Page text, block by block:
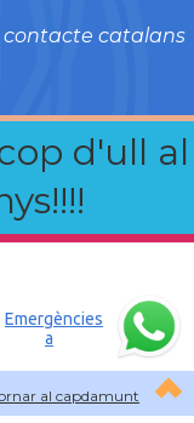
catalans
d'ull al
al capdamunt
Emergències
a